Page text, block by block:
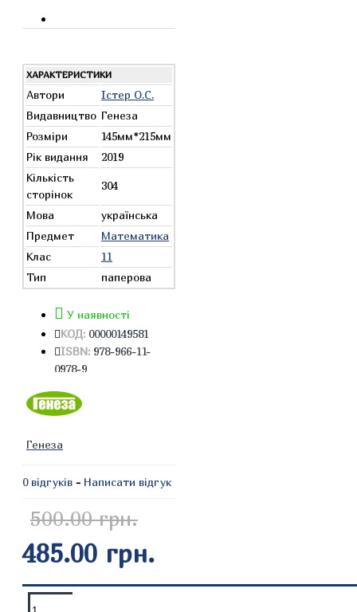
ХАРАКТЕРИСТИКИ
Автори
Істер О.С.
Видавництво Генеза
Розміри
145мм*215мм
Рік видання
2019
Кількість
сторінок
304
Мова
українська
Предмет
Математика
Клас
11
Тип
паперова
У наявності
КОД: 00000149581
ISBN: 978-966-11-
0978-9
Генеза
0 відгуків - Написати відгук
500.00 грн.
485.00 грн.